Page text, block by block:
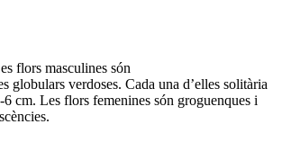
flors masculines són
globulars verdoses. Cada una d’elles solitària
cm. Les flors femenines són groguenques i